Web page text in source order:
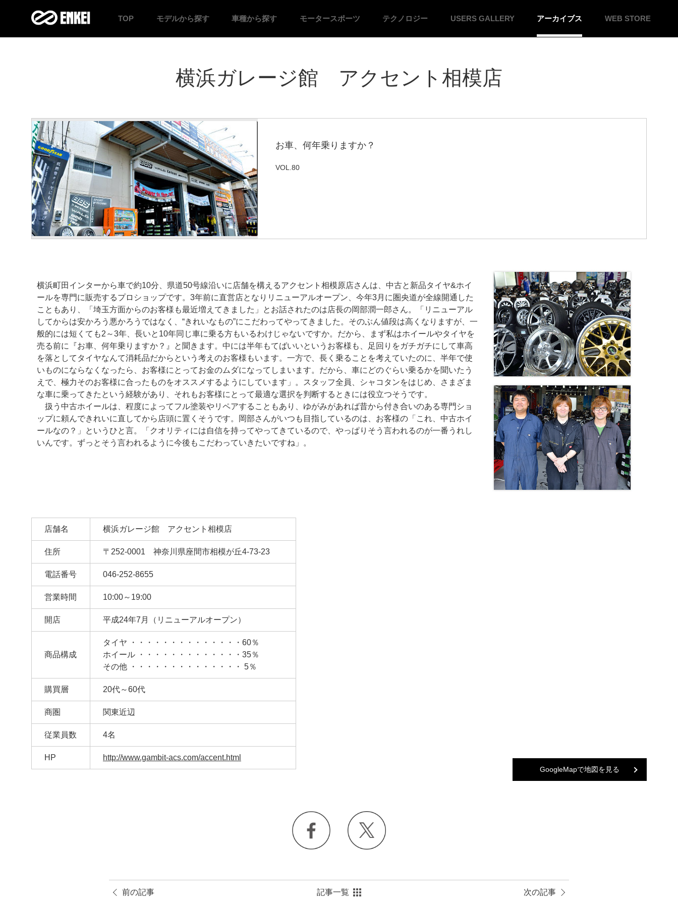
TOP モデルから探す 車種から探す モータースポーツ テクノロジー USERS GALLERY アーカイブス WEB STORE
横浜ガレージ館 アクセント相模店
お車、何年乗りますか？
VOL.80
横浜町田インターから車で約10分、県道50号線沿いに店舗を構えるアクセント相模原店さんは、中古と新品タイヤ&ホイ
ールを専門に販売するプロショップです。3年前に直営店となりリニューアルオープン、今年3月に圏央道が全線開通した
こともあり、「埼玉方面からのお客様も最近増えてきました」とお話されたのは店長の岡部潤一郎さん。「リニューアル
してからは安かろう悪かろうではなく、“きれいなもの”にこだわってやってきました。そのぶん値段は高くなりますが、一
般的には短くても2～3年、長いと10年同じ車に乗る方もいるわけじゃないですか。だから、まず私はホイールやタイヤを
売る前に『お車、何年乗りますか？』と聞きます。中には半年もてばいいというお客様も、足回りをガチガチにして車高
を落としてタイヤなんて消耗品だからという考えのお客様もいます。一方で、長く乗ることを考えていたのに、半年で使
いものにならなくなったら、お客様にとってお金のムダになってしまいます。だから、車にどのぐらい乗るかを聞いたう
えで、極力そのお客様に合ったものをオススメするようにしています」。スタッフ全員、シャコタンをはじめ、さまざま
な車に乗ってきたという経験があり、それもお客様にとって最適な選択を判断するときには役立つそうです。
扱う中古ホイールは、程度によってフル塗装やリペアすることもあり、ゆがみがあれば昔から付き合いのある専門ショ
ップに頼んできれいに直してから店頭に置くそうです。岡部さんがいつも目指しているのは、お客様の「これ、中古ホイ
ールなの？」というひと言。「クオリティには自信を持ってやってきているので、やっぱりそう言われるのが一番うれし
いんです。ずっとそう言われるように今後もこだわっていきたいですね」。
店舗名 横浜ガレージ館 アクセント相模店
住所 〒252-0001 神奈川県座間市相模が丘4-73-23
電話番号 046-252-8655
営業時間 10:00～19:00
開店 平成24年7月（リニューアルオープン）
商品構成
タイヤ ・・・・・・・・・・・・・・60％
ホイール ・・・・・・・・・・・・・35％
その他 ・・・・・・・・・・・・・・ 5％
購買層 20代～60代
商圏 関東近辺
従業員数 4名
HP http://www.gambit-acs.com/accent.html
GoogleMapで地図を見る
前の記事 記事一覧 次の記事